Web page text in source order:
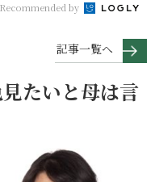
Recommended by
記事一覧へ
たいと母は言